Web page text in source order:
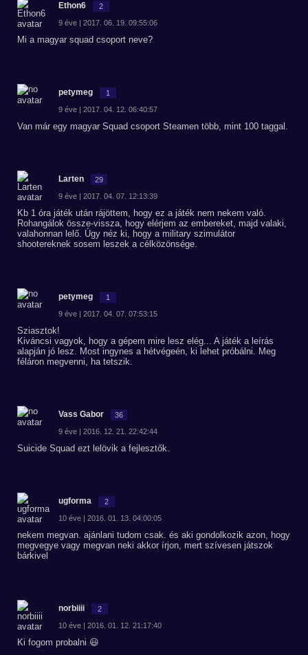
Ethon6 2
9 éve | 2017. 06. 19. 09:55:06
Mi a magyar squad csoport neve?
petymeg 1
9 éve | 2017. 04. 12. 06:40:57
Van már egy magyar Squad csoport Steamen több, mint 100 taggal.
Larten 29
9 éve | 2017. 04. 07. 12:13:39
Kb 1 óra játék után rájöttem, hogy ez a játék nem nekem való.
Rohangálok össze-vissza, hogy elérjem az embereket, majd valaki,
valahonnan lelő. Úgy néz ki, hogy a military szimulátor
shootereknek sosem leszek a célközönsége.
petymeg 1
9 éve | 2017. 04. 07. 07:53:15
Sziasztok!
Kiváncsi vagyok, hogy a gépem mire lesz elég... A játék a leírás
alapján jó lesz. Most ingynes a hétvégeén, ki lehet próbálni. Meg
féláron megvenni, ha tetszik.
Vass Gabor 36
9 éve | 2016. 12. 21. 22:42:44
Suicide Squad ezt lelövik a fejlesztők.
ugforma 2
10 éve | 2016. 01. 13. 04:00:05
nekem megvan. ajánlani tudom csak. és aki gondolkozik azon, hogy
megvegye vagy megvan neki akkor írjon, mert szívesen játszok
bárkivel
norbiiii 2
10 éve | 2016. 01. 12. 21:17:40
Ki fogom probalni 😃